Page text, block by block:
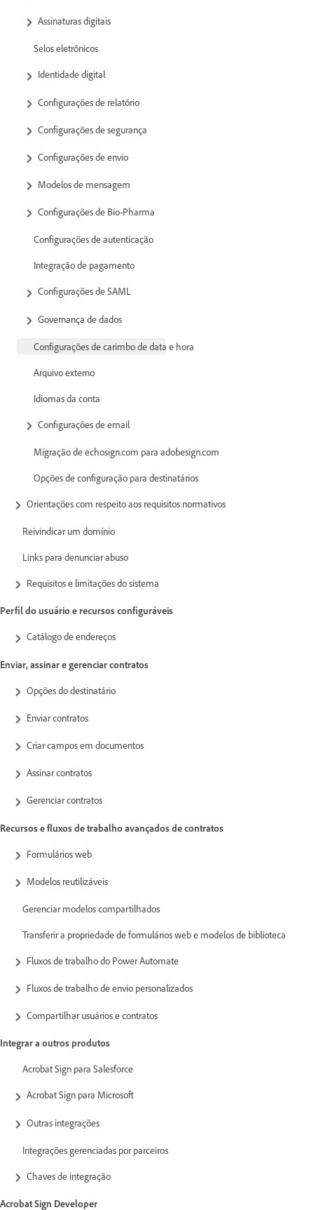
Assinaturas digitais
Selos eletrônicos
Identidade digital
Configurações de relatório
Configurações de segurança
Configurações de envio
Modelos de mensagem
Configurações de Bio-Pharma
Configurações de autenticação
Integração de pagamento
Configurações de SAML
Governança de dados
Configurações de carimbo de data e hora
Arquivo externo
Idiomas da conta
Configurações de email
Migração de echosign.com para adobesign.com
Opções de configuração para destinatários
Orientações com respeito aos requisitos normativos
Reivindicar um domínio
Links para denunciar abuso
Requisitos e limitações do sistema
Perfil do usuário e recursos configuráveis
Catálogo de endereços
Enviar, assinar e gerenciar contratos
Opções do destinatário
Enviar contratos
Criar campos em documentos
Assinar contratos
Gerenciar contratos
Recursos e fluxos de trabalho avançados de contratos
Formulários web
Modelos reutilizáveis
Gerenciar modelos compartilhados
Transferir a propriedade de formulários web e modelos de biblioteca
Fluxos de trabalho do Power Automate
Fluxos de trabalho de envio personalizados
Compartilhar usuários e contratos
Integrar a outros produtos
Acrobat Sign para Salesforce
Acrobat Sign para Microsoft
Outras integrações
Integrações gerenciadas por parceiros
Chaves de integração
Acrobat Sign Developer